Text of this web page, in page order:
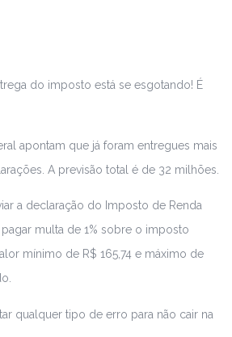
do imposto está se esgotando! É
apontam que já foram entregues mais
A previsão total é de 32 milhões.
a declaração do Imposto de Renda
multa de 1% sobre o imposto
mínimo de R$ 165,74 e máximo de
qualquer tipo de erro para não cair na